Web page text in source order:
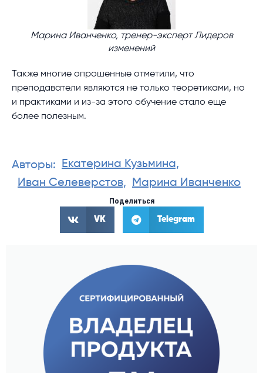
Марина Иванченко, тренер-эксперт Лидеров
изменений
Также многие опрошенные отметили, что
преподаватели являются не только теоретиками, но
и практиками и из-за этого обучение стало еще
более полезным.
Авторы:
Екатерина Кузьмина,
Иван Селеверстов,
Марина Иванченко
Поделиться
VK Telegram